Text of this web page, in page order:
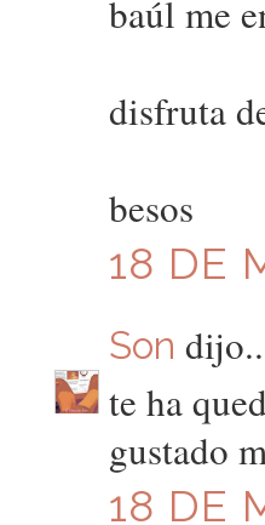
baúl me
disfruta
besos
18 DE
Son
te ha
gustado
18 DE